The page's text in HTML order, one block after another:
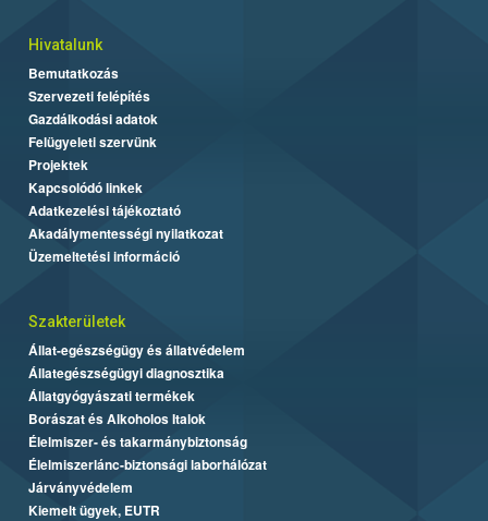
Hivatalunk
Bemutatkozás
Szervezeti felépítés
Gazdálkodási adatok
Felügyeleti szervünk
Projektek
Kapcsolódó linkek
Adatkezelési tájékoztató
Akadálymentességi nyilatkozat
Üzemeltetési információ
Szakterületek
Állat-egészségügy és állatvédelem
Állategészségügyi diagnosztika
Állatgyógyászati termékek
Borászat és Alkoholos Italok
Élelmiszer- és takarmánybiztonság
Élelmiszerlánc-biztonsági laborhálózat
Járványvédelem
Kiemelt ügyek, EUTR